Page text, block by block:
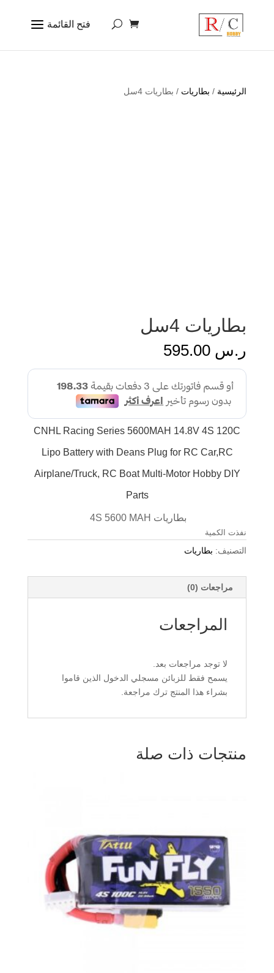
الرئيسية / بطاريات / بطاريات 4سل
بطاريات 4سل
ر.س
CNHL Racing Series 5600MAH 14.8V 4S 120C
Lipo Battery with Deans Plug for RC Car,RC
Airplane/Truck, RC Boat Multi-Motor Hobby DIY
Parts
بطاريات 4S 5600 MAH
نفذت الكمية
التصنيف: بطاريات
مراجعات (0)
المراجعات
لا توجد مراجعات بعد.
يسمح فقط للزبائن مسجلي الدخول الذين قاموا
بشراء هذا المنتج ترك مراجعة.
منتجات ذات صلة